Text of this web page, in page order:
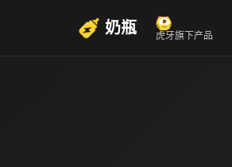
奶瓶 虎牙旗下产品